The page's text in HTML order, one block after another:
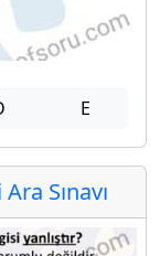
E
Sınavı